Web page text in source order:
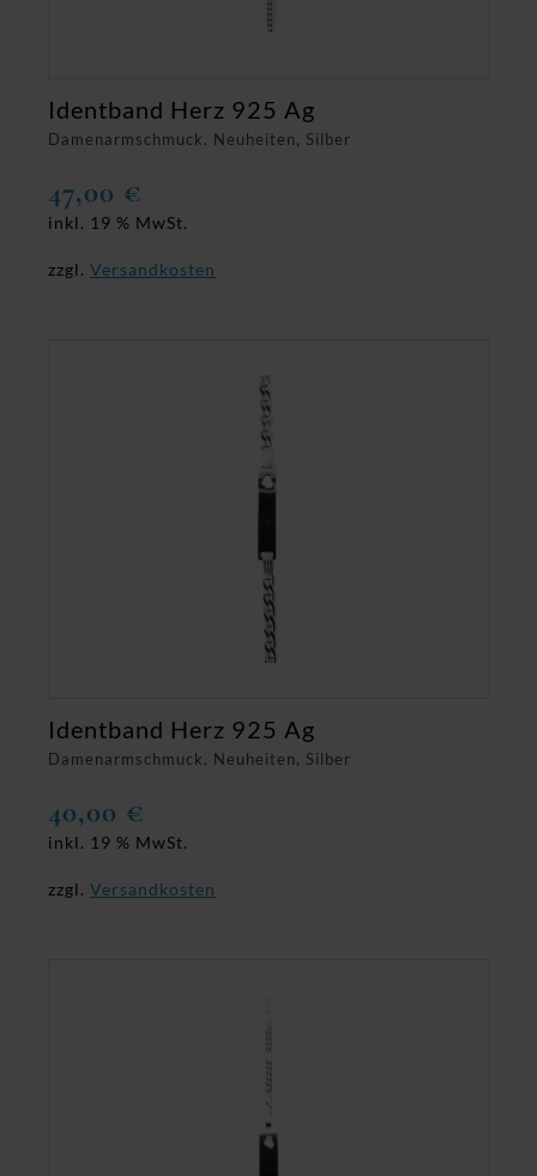
Damenarmschmuck, Neuheiten, Silber
Identband Herz 925 Ag
47,00 €
inkl. 19 % MwSt.
zzgl. Versandkosten
Damenarmschmuck, Neuheiten, Silber
Identband Herz 925 Ag
40,00 €
inkl. 19 % MwSt.
zzgl. Versandkosten